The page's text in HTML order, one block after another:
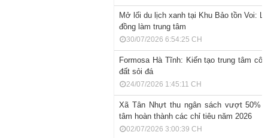
​Mở lối du lịch xanh tại Khu Bảo tồn Voi:
đồng làm trung tâm
30/07/2026 6:54:25 CH
Formosa Hà Tĩnh: Kiến tạo trung tâm
đất sỏi đá
24/07/2026 1:45:11 CH
Xã Tân Nhựt thu ngân sách vượt 50%
tâm hoàn thành các chỉ tiêu năm 2026
02/07/2026 3:00:39 CH